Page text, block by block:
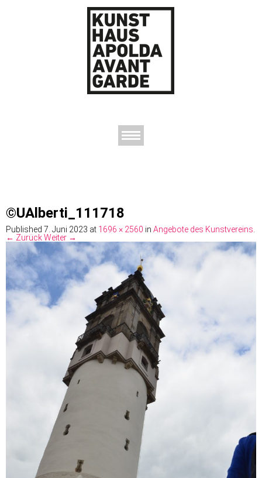
©UAlberti_111718
Published 7. Juni 2023 at 1696 × 2560 in Angebote des Kunstvereins.
← ZurückWeiter →